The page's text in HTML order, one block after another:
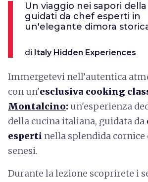
Un viaggio nei sapori della
guidati da chef esperti in
un'elegante dimora
di Italy Hidden Experiences
Immergetevi nell’autentica
con un'esclusiva cooking
Montalcino: un'esperienza
della cucina italiana, guidata da
esperti nella splendida
senesi.
Durante la lezione scoprirete i